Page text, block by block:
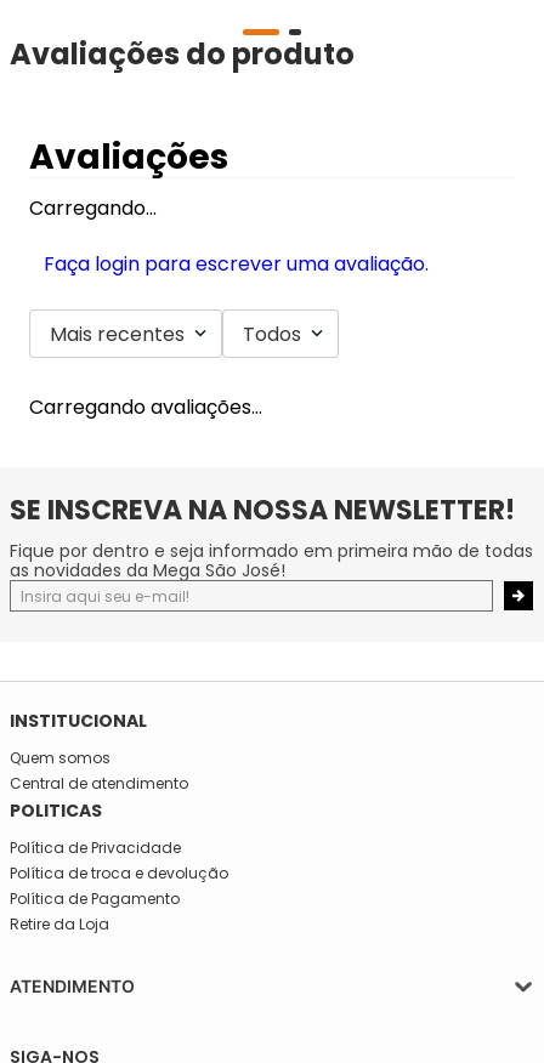
Avaliações do produto
Avaliações
Carregando…
Faça login para escrever uma avaliação.
Mais recentes Todos
Carregando avaliações…
SE INSCREVA NA NOSSA NEWSLETTER!
Fique por dentro e seja informado em primeira mão de todas
as novidades da Mega São José!
INSTITUCIONAL
Quem somos
Central de atendimento
POLITICAS
Política de Privacidade
Política de troca e devolução
Política de Pagamento
Retire da Loja
ATENDIMENTO
Sexta, das 08:30 às 16h30.
SIGA-NOS